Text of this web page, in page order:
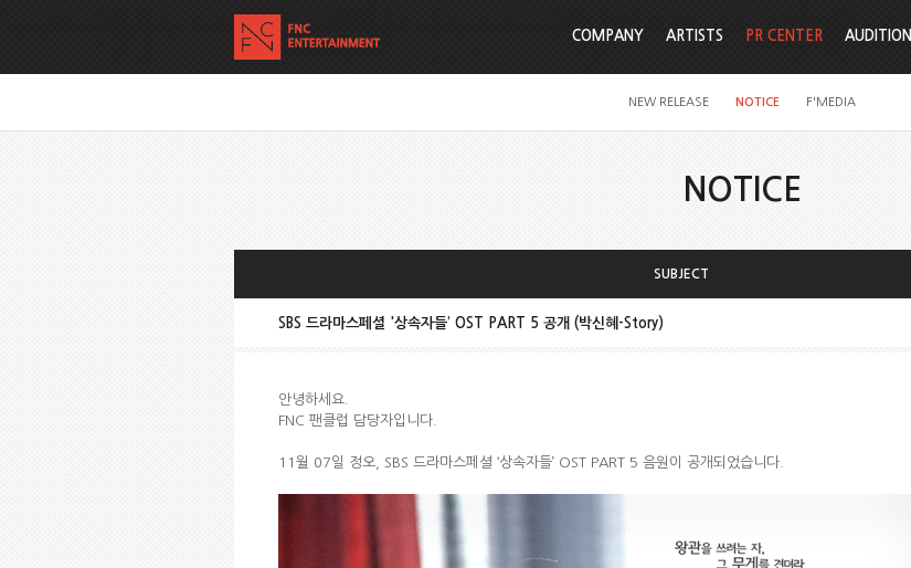
COMPANY ARTISTS PR CENTER
NEW RELEASE NOTICE F'MEDIA
AUDITION
NOTICE
SUBJECT
SBS 드라마스페셜 '상속자들’ OST PART 5 공개 (박신혜-Story)
안녕하세요.
FNC 팬클럽 담당자입니다.
11월 07일 정오, SBS 드라마스페셜 ‘상속자들’ OST PART 5 음원이 공개되었습니다.